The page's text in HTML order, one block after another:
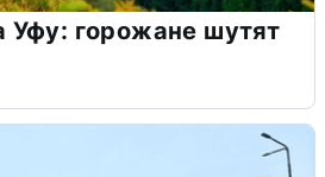
Уфу: горожане шутят